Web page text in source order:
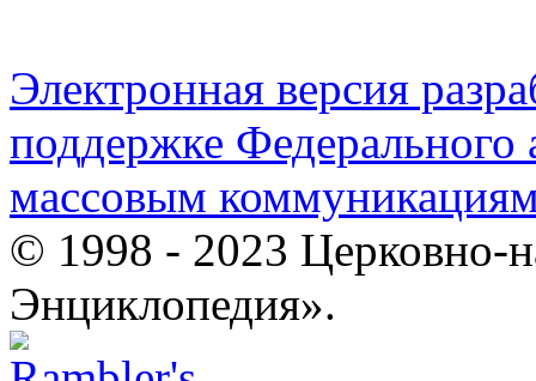
Электронная версия
поддержке Федерального
массовым
© 1998 - 2023 Церковно-
Энциклопедия».